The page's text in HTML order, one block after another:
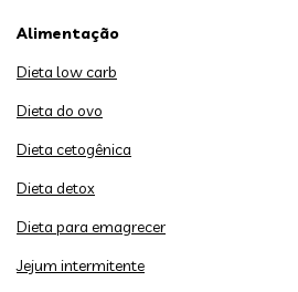
Alimentação
Dieta low carb
Dieta do ovo
Dieta cetogênica
Dieta detox
Dieta para emagrecer
Jejum intermitente